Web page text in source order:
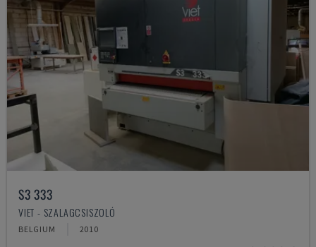
S3 333
VIET - SZALAGCSISZOLÓ
BELGIUM 2010